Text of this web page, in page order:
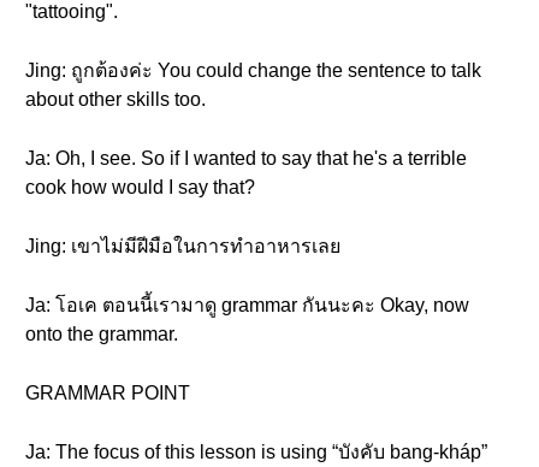
"tattooing".
Jing: ถูกต้องค่ะ You could change the sentence to talk
about other skills too.
Ja: Oh, I see. So if I wanted to say that he's a terrible
cook how would I say that?
Jing: เขาไม่มีฝีมือในการทำอาหารเลย
Ja: โอเค ตอนนี้เรามาดู grammar กันนะคะ Okay, now
onto the grammar.
GRAMMAR POINT
Ja: The focus of this lesson is using “บังคับ bang-kháp”